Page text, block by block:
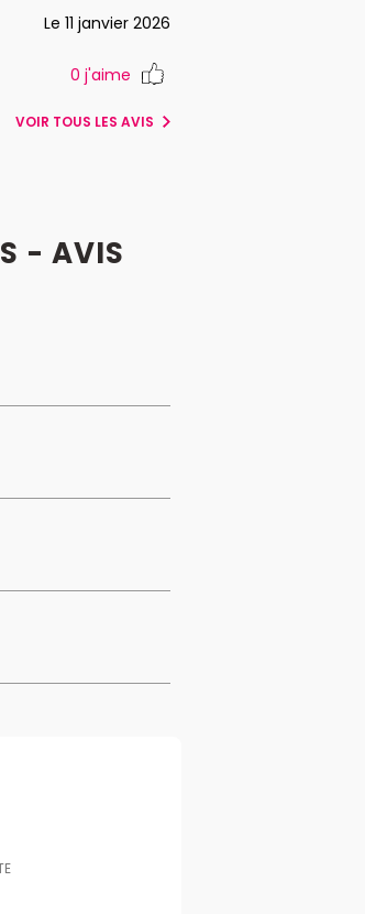
Le 11 janvier 2026
0 j'aime
VOIR TOUS LES AVIS
- AVIS